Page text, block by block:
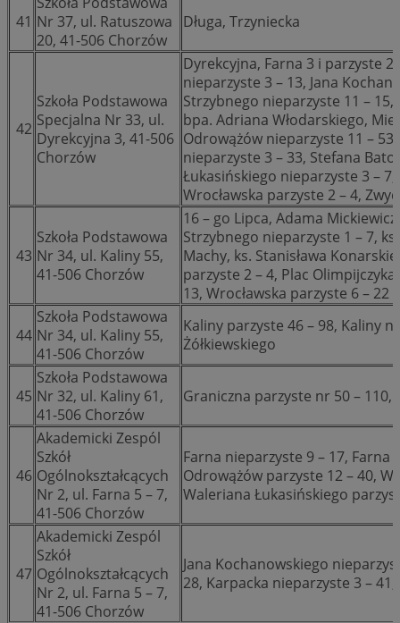
41 Nr 37, ul. Ratuszowa
20, 41-506 Chorzów
Długa, Trzyniecka
42
Szkoła Podstawowa
Specjalna Nr 33, ul.
Dyrekcyjna 3, 41-506
Chorzów
Dyrekcyjna, Farna 3 i parzyste 2
nieparzyste 3 – 13, Jana
Strzybnego nieparzyste 11 –
bpa. Adriana Włodarskiego,
Odrowążów nieparzyste 11 –
nieparzyste 3 – 33, Stefana
Łukasińskiego nieparzyste 3 –
Wrocławska parzyste 2 – 4,
43
Szkoła Podstawowa
Nr 34, ul. Kaliny 55,
41-506 Chorzów
16 – go Lipca, Adama
Strzybnego nieparzyste 1 – 7,
Machy, ks. Stanisława
parzyste 2 – 4, Plac
13, Wrocławska parzyste 6 – 22
44
Szkoła Podstawowa
Nr 34, ul. Kaliny 55,
41-506 Chorzów
Kaliny parzyste 46 – 98, Kaliny
Żółkiewskiego
45
Szkoła Podstawowa
Nr 32, ul. Kaliny 61,
41-506 Chorzów
Graniczna parzyste nr 50 – 110,
46
Akademicki Zespól
Szkół
Ogólnokształcących
Nr 2, ul. Farna 5 – 7,
41-506 Chorzów
Farna nieparzyste 9 – 17, Farna
Odrowążów parzyste 12 – 40,
Waleriana Łukasińskiego
47
Akademicki Zespól
Szkół
Ogólnokształcących
Nr 2, ul. Farna 5 – 7,
41-506 Chorzów
Jana Kochanowskiego
28, Karpacka nieparzyste 3 –